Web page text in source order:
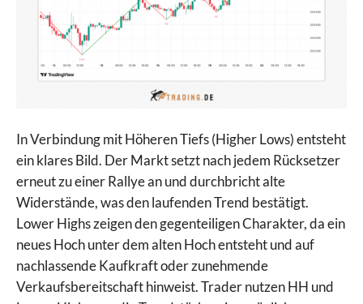
In Verbindung mit Höheren Tiefs (Higher Lows) entsteht
ein klares Bild. Der Markt setzt nach jedem Rücksetzer
erneut zu einer Rallye an und durchbricht alte
Widerstände, was den laufenden Trend bestätigt.
Lower Highs zeigen den gegenteiligen Charakter, da ein
neues Hoch unter dem alten Hoch entsteht und auf
nachlassende Kaufkraft oder zunehmende
Verkaufsbereitschaft hinweist. Trader nutzen HH und